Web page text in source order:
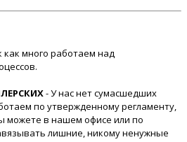
много работаем над
- У нас нет сумасшедших
по утвержденному регламенту,
можете в нашем офисе или по
лишние, никому ненужные